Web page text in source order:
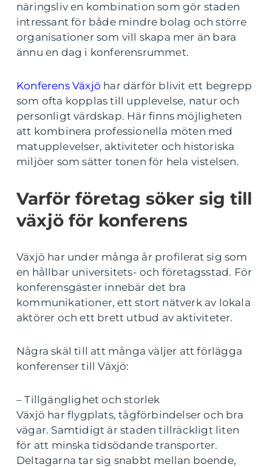
näringsliv en kombination som gör staden
intressant för både mindre bolag och större
organisationer som vill skapa mer än bara
ännu en dag i konferensrummet.
Konferens Växjö har därför blivit ett begrepp
som ofta kopplas till upplevelse, natur och
personligt värdskap. Här finns möjligheten
att kombinera professionella möten med
matupplevelser, aktiviteter och historiska
miljöer som sätter tonen för hela vistelsen.
Varför företag söker sig till
växjö för konferens
Växjö har under många år profilerat sig som
en hållbar universitets- och företagsstad. För
konferensgäster innebär det bra
kommunikationer, ett stort nätverk av lokala
aktörer och ett brett utbud av aktiviteter.
Några skäl till att många väljer att förlägga
konferenser till Växjö:
– Tillgänglighet och storlek
Växjö har flygplats, tågförbindelser och bra
vägar. Samtidigt är staden tillräckligt liten
för att minska tidsödande transporter.
Deltagarna tar sig snabbt mellan boende,